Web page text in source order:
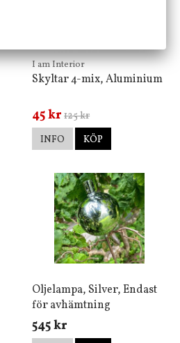
I am Interior
Skyltar 4-mix, Aluminium
45 kr 125 kr
INFO KÖP
Oljelampa, Silver, Endast
för avhämtning
545 kr